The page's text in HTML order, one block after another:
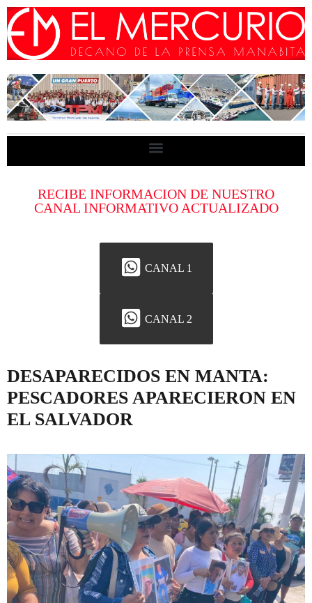
RECIBE INFORMACION DE NUESTRO
CANAL INFORMATIVO ACTUALIZADO
CANAL 1
CANAL 2
DESAPARECIDOS EN MANTA:
PESCADORES APARECIERON EN
EL SALVADOR